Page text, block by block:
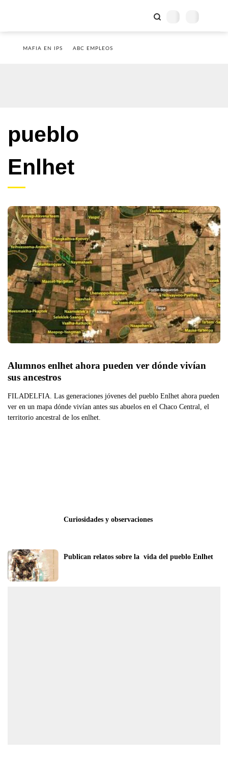
MAFIA EN IPS ABC EMPLEOS
pueblo
Enlhet
Alumnos enlhet ahora pueden ver dónde vivían
sus ancestros
FILADELFIA. Las generaciones jóvenes del pueblo Enlhet ahora pueden
ver en un mapa dónde vivían antes sus abuelos en el Chaco Central, el
territorio ancestral de los enlhet.
Curiosidades y observaciones
Publican relatos sobre la  vida del pueblo Enlhet